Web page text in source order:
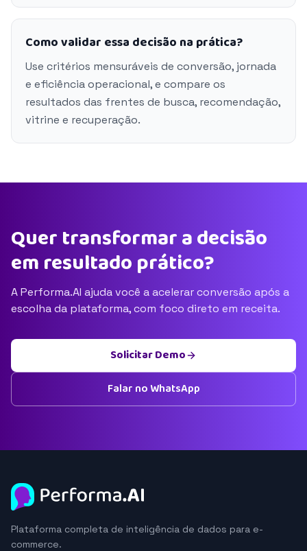
Como validar essa decisão na prática?
Use critérios mensuráveis de conversão, jornada
e eficiência operacional, e compare os
resultados das frentes de busca, recomendação,
vitrine e recuperação.
Quer transformar a decisão
em resultado prático?
A Performa.AI ajuda você a acelerar conversão após a
escolha da plataforma, com foco direto em receita.
Solicitar Demo
Falar no WhatsApp
Plataforma completa de inteligência de dados para e-
commerce.